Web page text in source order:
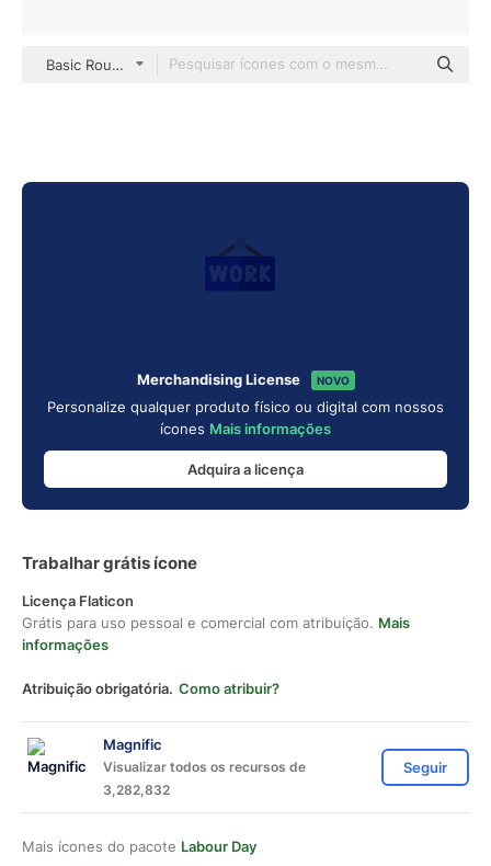
Basic Rounded Flat
Merchandising License NOVO
Personalize qualquer produto físico ou digital com nossos
ícones Mais informações
Adquira a licença
Trabalhar grátis ícone
Licença Flaticon
Grátis para uso pessoal e comercial com atribuição. Mais
informações
Atribuição obrigatória. Como atribuir?
Magnific
Visualizar todos os recursos de
3,282,832
Seguir
Mais ícones do pacote Labour Day